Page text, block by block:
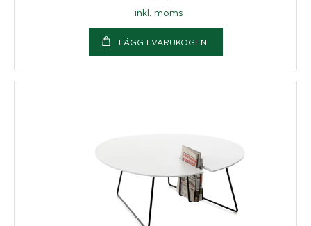
inkl. moms
LÄGG I VARUKOGEN